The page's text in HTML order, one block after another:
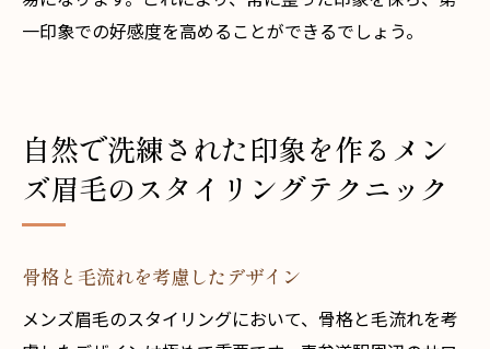
一印象での好感度を高めることができるでしょう。
自然で洗練された印象を作るメン
ズ眉毛のスタイリングテクニック
骨格と毛流れを考慮したデザイン
メンズ眉毛のスタイリングにおいて、骨格と毛流れを考